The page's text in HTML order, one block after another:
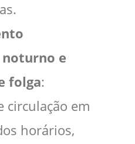
e
folga:
circulação em
horários,